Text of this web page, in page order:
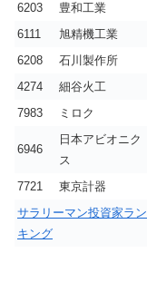
6203
豊和工業
6111
旭精機工業
6208
石川製作所
4274
細谷火工
7983
ミロク
6946
日本アビオニク
ス
7721 東京計器
サラリーマン投資家ラン
キング